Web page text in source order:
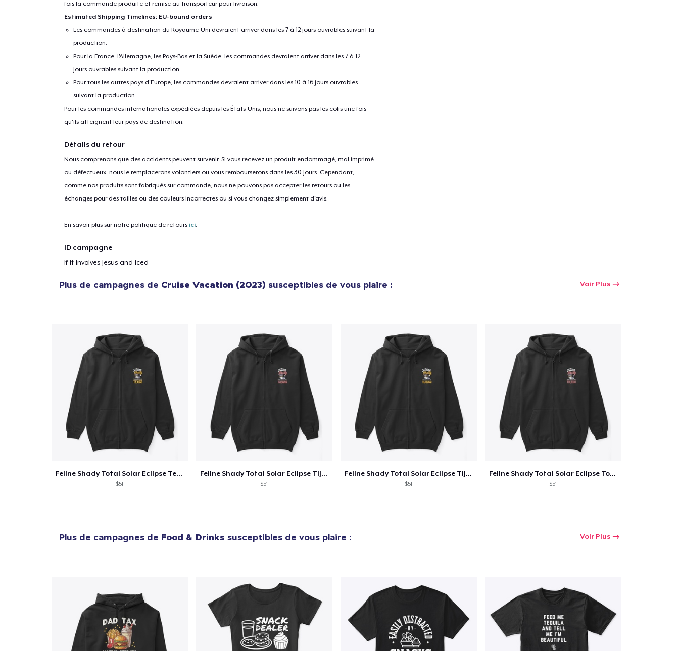
fois la commande produite et remise au transporteur pour livraison.
Estimated Shipping Timelines: EU-bound orders
Les commandes à destination du Royaume-Uni devraient arriver dans les 7 à 12 jours ouvrables suivant la
production.
Pour la France, l'Allemagne, les Pays-Bas et la Suède, les commandes devraient arriver dans les 7 à 12
jours ouvrables suivant la production.
Pour tous les autres pays d'Europe, les commandes devraient arriver dans les 10 à 16 jours ouvrables
suivant la production.
Pour les commandes internationales expédiées depuis les États-Unis, nous ne suivons pas les colis une fois
qu'ils atteignent leur pays de destination.
Détails du retour
Nous comprenons que des accidents peuvent survenir. Si vous recevez un produit endommagé, mal imprimé
ou défectueux, nous le remplacerons volontiers ou vous rembourserons dans les 30 jours. Cependant,
comme nos produits sont fabriqués sur commande, nous ne pouvons pas accepter les retours ou les
échanges pour des tailles ou des couleurs incorrectes ou si vous changez simplement d'avis.
En savoir plus sur notre politique de retours ici.
ID campagne
if-it-involves-jesus-and-iced
Plus de campagnes de Cruise Vacation (2023) susceptibles de vous plaire : Voir Plus
Feline Shady Total Solar Eclipse Texas
$51
Feline Shady Total Solar Eclipse Tijuana
$51
Feline Shady Total Solar Eclipse Tijuana
$51
Feline Shady Total Solar Eclipse Toledo
$51
Plus de campagnes de Food & Drinks susceptibles de vous plaire : Voir Plus
1article ajouté au Panier
Procéder à la
Vérification
Classic Crew Neck T-Shirt
40,99 $US
Bella Canvas 3001 | Classic Unisex Jersey T-Shirt
21,99 $US
Unisex Classic Crewneck Sweatshirt
32,99 $US
Women's Classic Tee
Comfort Colors 1717 | Classic Heavyweight T-Shirt
Tru Transfer Unisex Crewneck Sweatshirt
40,99 $US